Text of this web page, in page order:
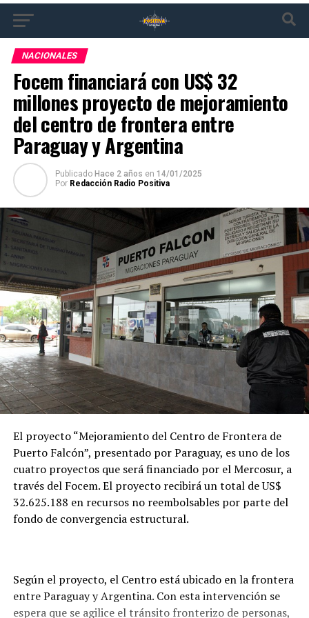
NACIONALES
Focem financiará con US$ 32
millones proyecto de mejoramiento
del centro de frontera entre
Paraguay y Argentina
Publicado Hace 2 años en 14/01/2025
Por Redacción Radio Positiva
El proyecto “Mejoramiento del Centro de Frontera de
Puerto Falcón”, presentado por Paraguay, es uno de los
cuatro proyectos que será financiado por el Mercosur, a
través del Focem. El proyecto recibirá un total de US$
32.625.188 en recursos no reembolsables por parte del
fondo de convergencia estructural.
Según el proyecto, el Centro está ubicado en la frontera
entre Paraguay y Argentina. Con esta intervención se
espera que se agilice el tránsito fronterizo de personas,